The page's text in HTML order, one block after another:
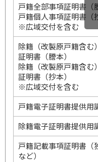
戸籍全部事項証明書（
戸籍個人事項証明書（
※広域交付を含む
除籍（改製原戸籍含む
証明書（謄本）
除籍（改製原戸籍含む
証明書（抄本）
※広域交付を含む
戸籍電子証明書提供用
除籍電子証明書提供用
戸籍記載事項証明書（
など）